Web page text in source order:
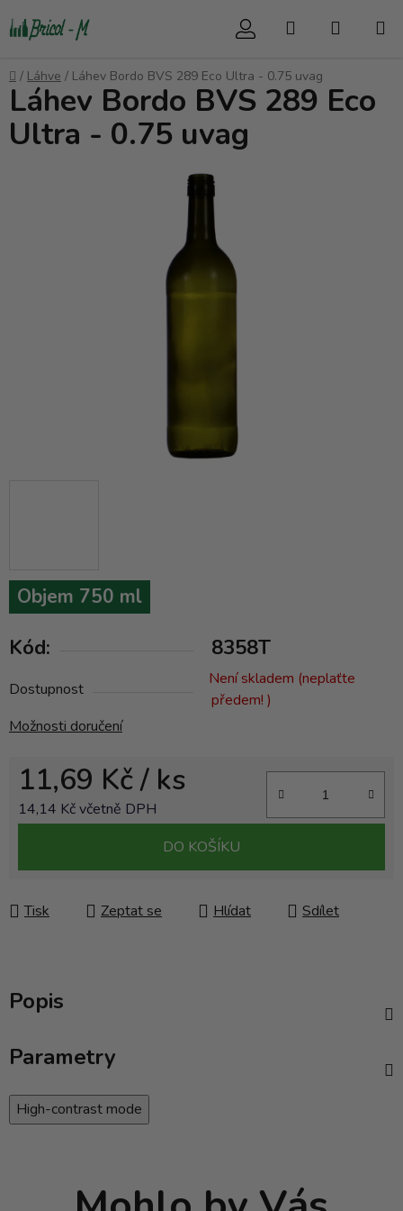
na
Hledat
Domů
/ Láhve / Láhev Bordo BVS 289 Eco Ultra - 0.75 uvag
Objem 750 ml
Kód: 8358T
Dostupnost
Není skladem (neplaťte
předem! )
Možnosti doručení
11,69 Kč/ ks
14,14 Kč včetně DPH
DO KOŠÍKU
Tisk Zeptat se Hlídat Sdílet
Láhev Bordo BVS 289 Eco
Ultra - 0.75 uvag
Popis
Parametry
High-contrast mode